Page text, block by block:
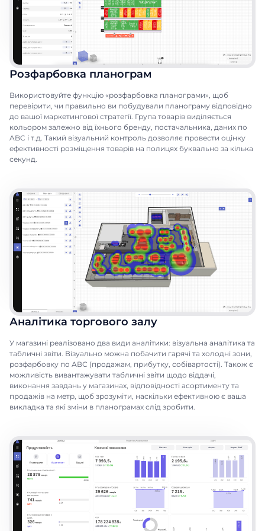
Розфарбовка планограм
Використовуйте функцію «розфарбовка планограми», щоб
перевірити, чи правильно ви побудували планограму відповідно
до вашої маркетингової стратегії. Група товарів виділяється
кольором залежно від їхнього бренду, постачальника, даних по
ABC і т.д. Такий візуальний контроль дозволяє провести оцінку
ефективності розміщення товарів на полицях буквально за кілька
секунд.
Аналітика торгового залу
У магазині реалізовано два види аналітики: візуальна аналітика та
табличні звіти. Візуально можна побачити гарячі та холодні зони,
розфарбовку по АВС (продажам, прибутку, собівартості). Також є
можливість вивантажувати табличні звіти щодо віддачі,
виконання завдань у магазинах, відповідності асортименту та
продажів на метр, щоб зрозуміти, наскільки ефективною є ваша
викладка та які зміни в планограмах слід зробити.